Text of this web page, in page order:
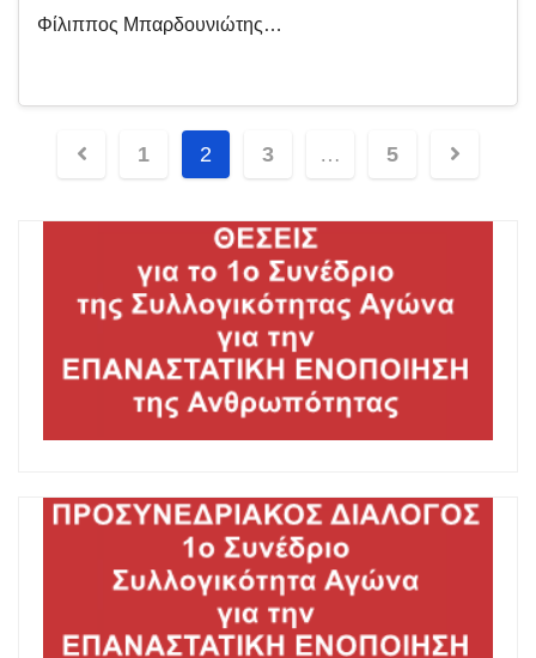
Φίλιππος Μπαρδουνιώτης…
Σελιδοποίηση
1 2 3 … 5